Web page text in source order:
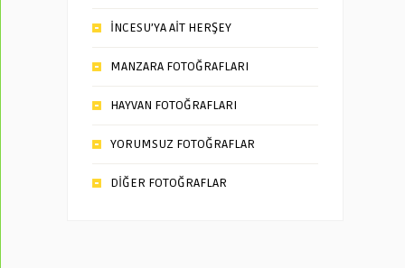
İNCESU’YA AİT HERŞEY
MANZARA FOTOĞRAFLARI
HAYVAN FOTOĞRAFLARI
YORUMSUZ FOTOĞRAFLAR
DİĞER FOTOĞRAFLAR